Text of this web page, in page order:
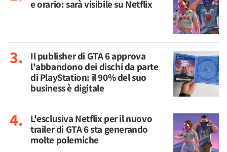
e orario: sarà visibile su Netflix
Il publisher di GTA 6 approva
l'abbandono dei dischi da parte
di PlayStation: il 90% del suo
business è digitale
L'esclusiva Netflix per il nuovo
trailer di GTA 6 sta generando
molte polemiche